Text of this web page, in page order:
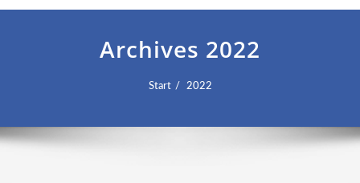
Archives 2022
Start 2022